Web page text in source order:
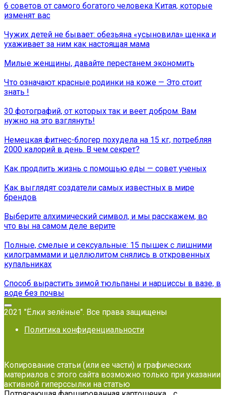
6 советов от самого богатого человека Китая, которые
изменят вас
Чужих детей не бывает: обезьяна «усыновила» щенка и
ухаживает за ним как настоящая мама
Милые женщины, давайте перестанем экономить
Что означают красные родинки на коже — Это стоит
знать !
30 фотографий, от которых так и веет добром. Вам
нужно на это взглянуть!
Немецкая фитнес-блогер похудела на 15 кг, потребляя
2000 калорий в день. В чем секрет?
Как продлить жизнь с помощью еды — совет ученых
Как выглядят создатели самых известных в мире
брендов
Выберите алхимический символ, и мы расскажем, во
что вы на самом деле верите
Полные, смелые и сeксуальные: 15 пышек с лишними
килограммами и целлюлитом снялись в откровенных
купальниках
Способ вырастить зимой тюльпаны и нарциссы в вазе, в
воде без почвы
2021 "Ёлки зелёные". Все права защищены
Политика конфиденциальности
Копирование статьи (или ее части) и графических
материалов с этого сайта возможно только при указании
активной гиперссылки на статью